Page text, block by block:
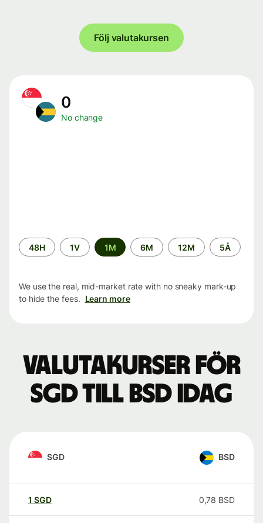
Följ valutakursen
0
No change
Time
period
48H 1V 1M 6M 12M 5Å
We use the real, mid-market rate with no sneaky mark-up
to hide the fees. Learn more
Valutakurser för
SGD till BSD idag
SGD BSD
1 SGD 0,78 BSD